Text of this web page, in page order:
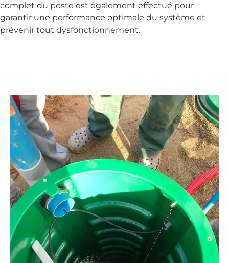
complet du poste est également effectué pour
garantir une performance optimale du système et
prévenir tout dysfonctionnement.